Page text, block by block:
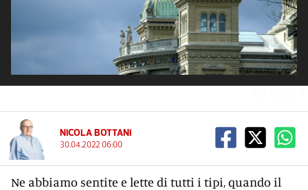
NICOLA BOTTANI
30.04.2022 06:00
Ne abbiamo sentite e lette di tutti i tipi, quando il